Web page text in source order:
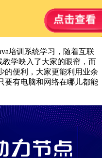
培训系统学习，随着互联
教学映入了大家的眼帘，而
的便利，大家更能利用业余
要有电脑和网络在哪儿都能